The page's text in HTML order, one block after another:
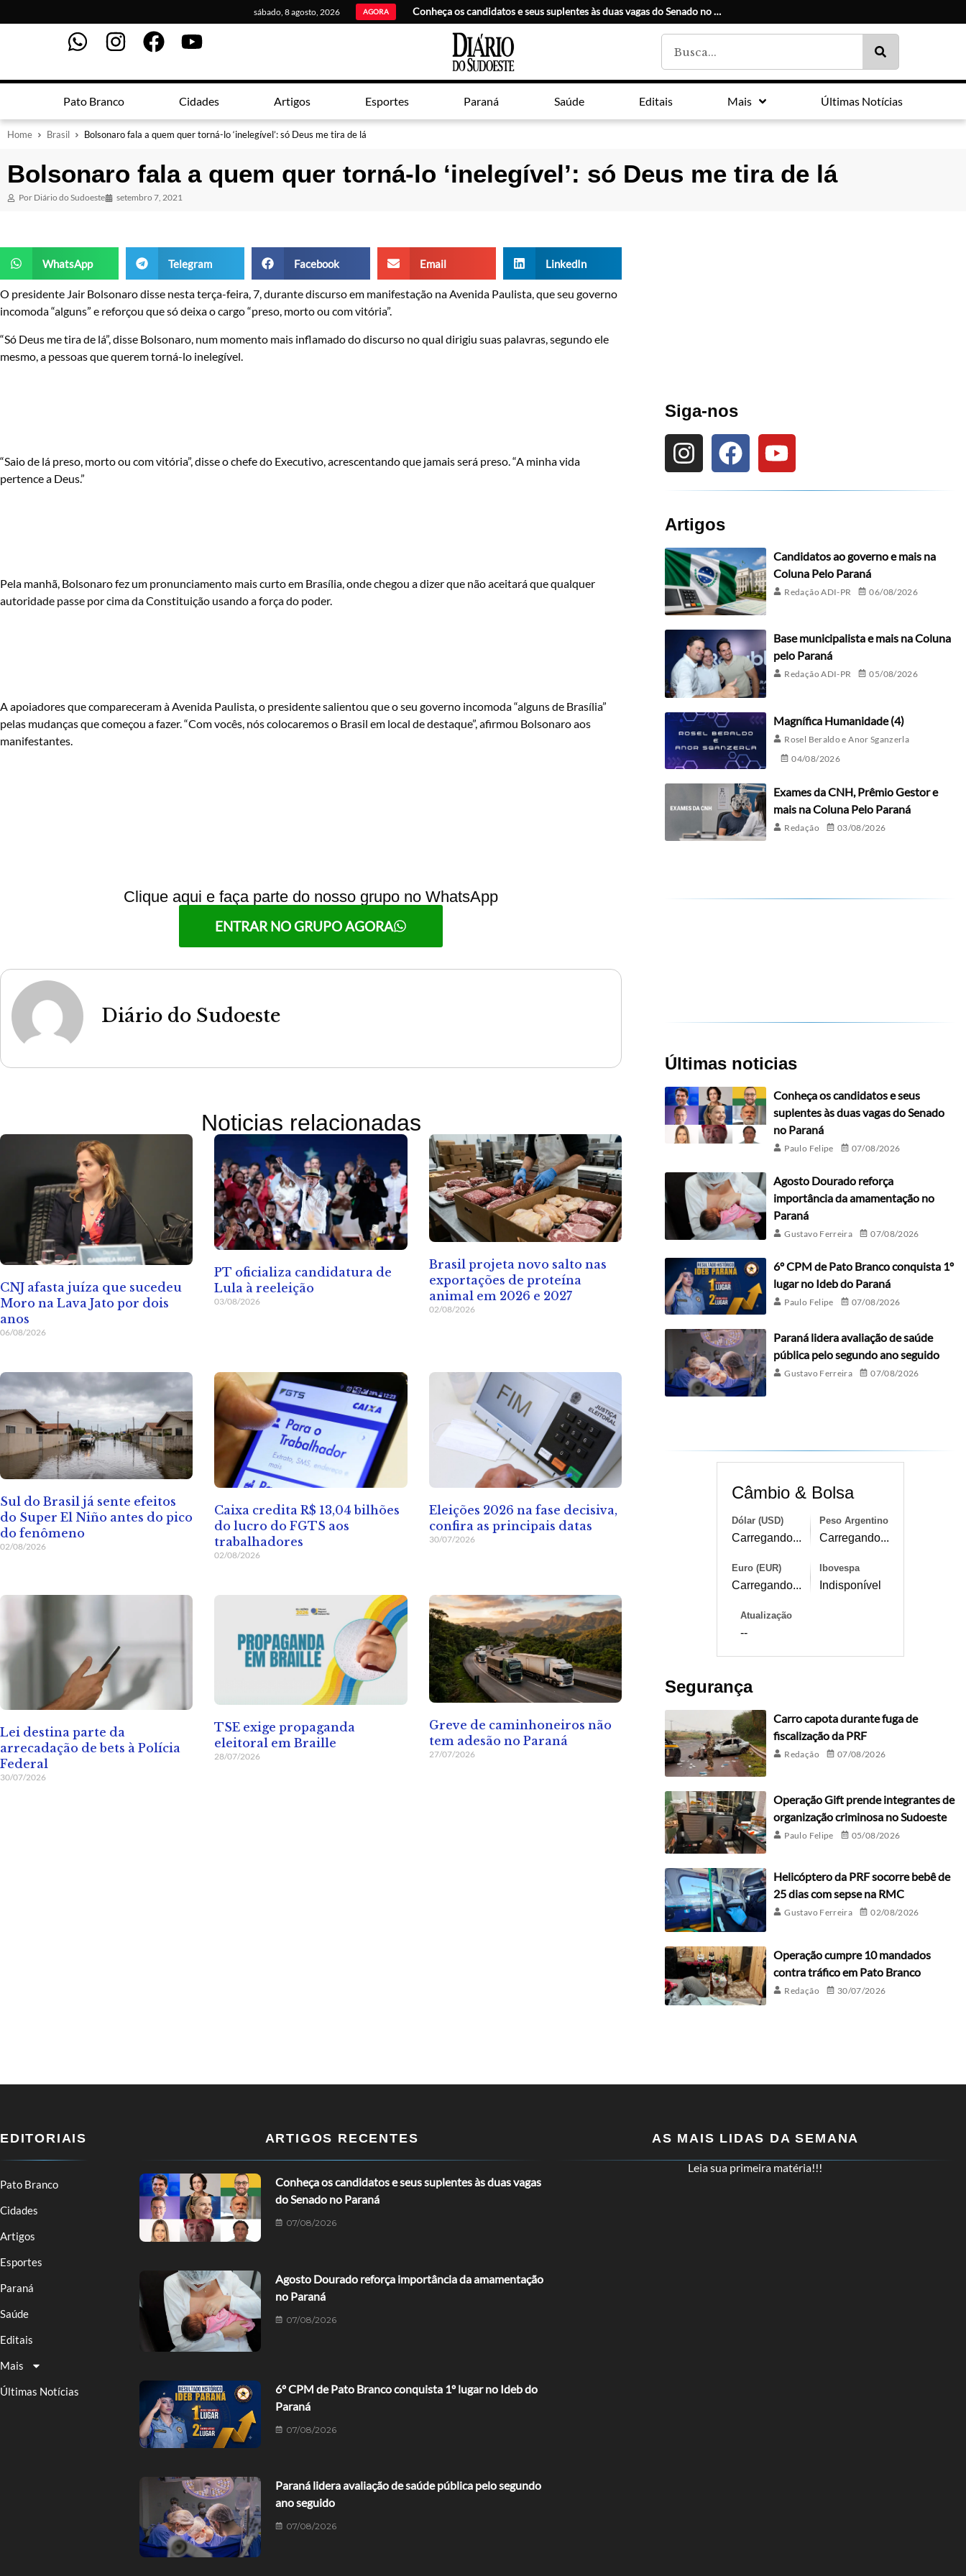
sábado, 8 agosto, 2026 AGORA Conheça os candidatos e seus suplentes às duas vagas do Senado no Paraná
Pato Branco Cidades Artigos Esportes Paraná Saúde Editais Mais Últimas Notícias
Home Brasil Bolsonaro fala a quem quer torná-lo ‘inelegível’: só Deus me tira de lá
Bolsonaro fala a quem quer torná-lo ‘inelegível’: só Deus me tira de lá
Por Diário do Sudoeste setembro 7, 2021
WhatsApp Telegram Facebook Email LinkedIn
O presidente Jair Bolsonaro disse nesta terça-feira, 7, durante discurso em manifestação na Avenida Paulista, que seu governo
incomoda “alguns” e reforçou que só deixa o cargo “preso, morto ou com vitória”.
“Só Deus me tira de lá”, disse Bolsonaro, num momento mais inflamado do discurso no qual dirigiu suas palavras, segundo ele
mesmo, a pessoas que querem torná-lo inelegível.
“Saio de lá preso, morto ou com vitória”, disse o chefe do Executivo, acrescentando que jamais será preso. “A minha vida
pertence a Deus.”
Pela manhã, Bolsonaro fez um pronunciamento mais curto em Brasília, onde chegou a dizer que não aceitará que qualquer
autoridade passe por cima da Constituição usando a força do poder.
A apoiadores que compareceram à Avenida Paulista, o presidente salientou que o seu governo incomoda “alguns de Brasília”
pelas mudanças que começou a fazer. “Com vocês, nós colocaremos o Brasil em local de destaque”, afirmou Bolsonaro aos
manifestantes.
Clique aqui e faça parte do nosso grupo no WhatsApp
ENTRAR NO GRUPO AGORA
Diário do Sudoeste
Noticias relacionadas
CNJ afasta juíza que sucedeu
Moro na Lava Jato por dois
anos
06/08/2026
PT oficializa candidatura de
Lula à reeleição
03/08/2026
Brasil projeta novo salto nas
exportações de proteína
animal em 2026 e 2027
02/08/2026
Sul do Brasil já sente efeitos
do Super El Niño antes do pico
do fenômeno
02/08/2026
Caixa credita R$ 13,04 bilhões
do lucro do FGTS aos
trabalhadores
02/08/2026
Eleições 2026 na fase decisiva,
confira as principais datas
30/07/2026
Lei destina parte da
arrecadação de bets à Polícia
Federal
30/07/2026
TSE exige propaganda
eleitoral em Braille
28/07/2026
Greve de caminhoneiros não
tem adesão no Paraná
27/07/2026
Siga-nos
Artigos
Candidatos ao governo e mais na
Coluna Pelo Paraná
Redação ADI-PR 06/08/2026
Base municipalista e mais na Coluna
pelo Paraná
Redação ADI-PR 05/08/2026
Magnífica Humanidade (4)
Rosel Beraldo e Anor Sganzerla
04/08/2026
Exames da CNH, Prêmio Gestor e
mais na Coluna Pelo Paraná
Redação 03/08/2026
Últimas noticias
Conheça os candidatos e seus
suplentes às duas vagas do Senado
no Paraná
Paulo Felipe 07/08/2026
Agosto Dourado reforça
importância da amamentação no
Paraná
Gustavo Ferreira 07/08/2026
6º CPM de Pato Branco conquista 1º
lugar no Ideb do Paraná
Paulo Felipe 07/08/2026
Paraná lidera avaliação de saúde
pública pelo segundo ano seguido
Gustavo Ferreira 07/08/2026
Câmbio & Bolsa
Dólar (USD)
Carregando...
Peso Argentino
Carregando...
Euro (EUR)
Carregando...
Ibovespa
Indisponível
Atualização
--
Segurança
Carro capota durante fuga de
fiscalização da PRF
Redação 07/08/2026
Operação Gift prende integrantes de
organização criminosa no Sudoeste
Paulo Felipe 05/08/2026
Helicóptero da PRF socorre bebê de
25 dias com sepse na RMC
Gustavo Ferreira 02/08/2026
Operação cumpre 10 mandados
contra tráfico em Pato Branco
Redação 30/07/2026
EDITORIAIS
Pato Branco
Cidades
Artigos
Esportes
Paraná
Saúde
Editais
Mais
Últimas Notícias
ARTIGOS RECENTES
Conheça os candidatos e seus suplentes às duas vagas
do Senado no Paraná
07/08/2026
Agosto Dourado reforça importância da amamentação
no Paraná
07/08/2026
6º CPM de Pato Branco conquista 1º lugar no Ideb do
Paraná
07/08/2026
Paraná lidera avaliação de saúde pública pelo segundo
ano seguido
07/08/2026
AS MAIS LIDAS DA SEMANA
Leia sua primeira matéria!!!